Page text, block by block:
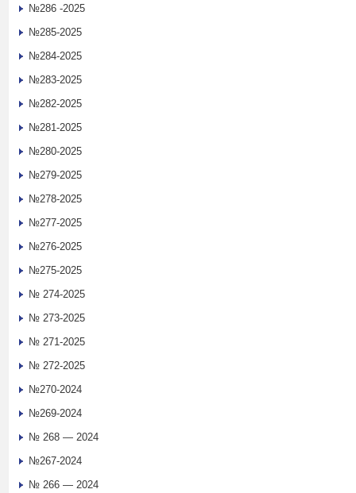
№286 -2025
№285-2025
№284-2025
№283-2025
№282-2025
№281-2025
№280-2025
№279-2025
№278-2025
№277-2025
№276-2025
№275-2025
№ 274-2025
№ 273-2025
№ 271-2025
№ 272-2025
№270-2024
№269-2024
№ 268 — 2024
№267-2024
№ 266 — 2024